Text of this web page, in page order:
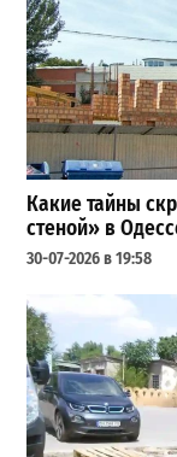
Какие тайны
стеной» в
30-07-2026 в 19:58